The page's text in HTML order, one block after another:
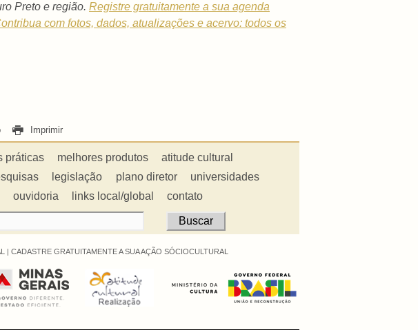
Preto e região. Registre gratuitamente a sua agenda
com fotos, dados, atualizações e acervo: todos os
Imprimir
práticas melhores produtos
atitude cultural
legislação plano diretor
universidades
ouvidoria links local/global contato
| CADASTRE GRATUITAMENTE A SUA AÇÃO SÓCIOCULTURAL